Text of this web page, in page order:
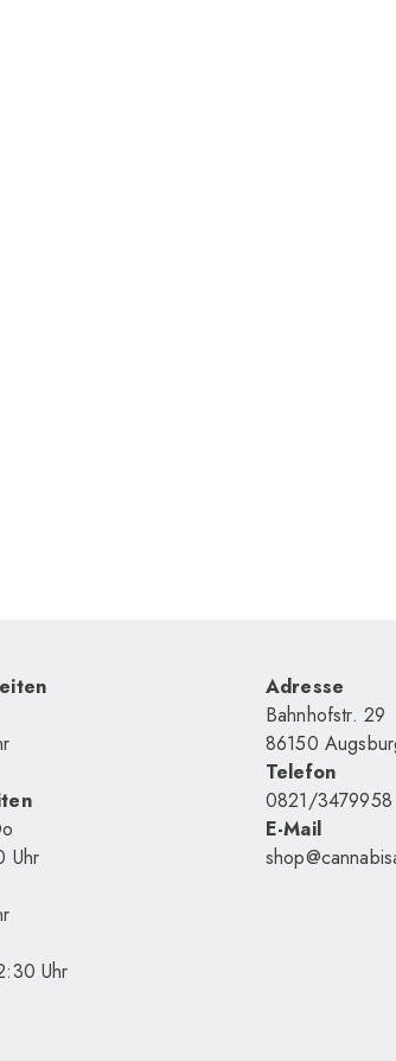
Uhr
:30 Uhr
Adresse
Bahnhofstr. 29
86150
Telefon
0821/3479958
E-Mail